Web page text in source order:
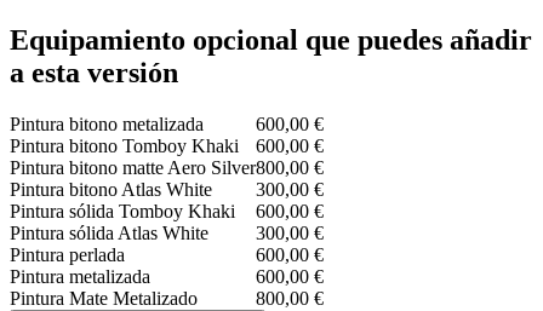
Equipamiento opcional que puedes añadir
a esta versión
Pintura bitono metalizada
600,00 €
Pintura bitono Tomboy Khaki
600,00 €
Pintura bitono matte Aero Silver800,00 €
Pintura bitono Atlas White
300,00 €
Pintura sólida Tomboy Khaki
600,00 €
Pintura sólida Atlas White
300,00 €
Pintura perlada
600,00 €
Pintura metalizada
600,00 €
Pintura Mate Metalizado
800,00 €